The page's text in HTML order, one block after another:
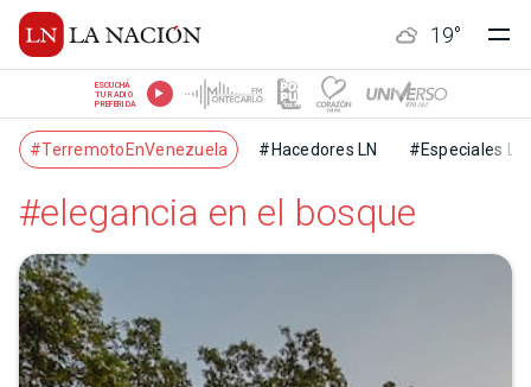
19°
ESCUCHÁ
TU RADIO
PREFERIDA
#TerremotoEnVenezuela #Hacedores LN #Especiales LN
#elegancia en el bosque